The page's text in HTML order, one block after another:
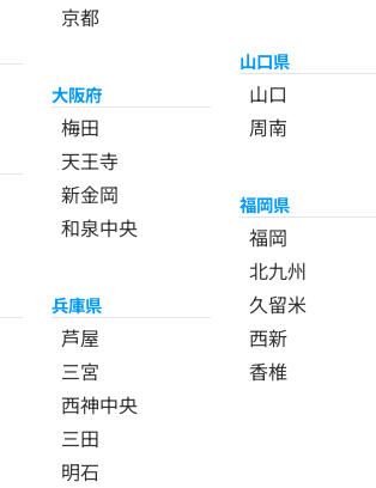
京都
大阪府
梅田
天王寺
新金岡
和泉中央
兵庫県
芦屋
三宮
西神中央
三田
明石
山口県
山口
周南
福岡県
福岡
北九州
久留米
西新
香椎